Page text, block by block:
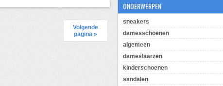
Volgende
pagina »
ONDERWERPEN
sneakers
damesschoenen
algemeen
dameslaarzen
kinderschoenen
sandalen